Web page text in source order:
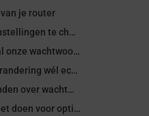
je router
En jij – durf jij je routerinstellingen te checken?
Waarom we ooit massaal onze wachtwoorden moesten veranderen
Wanneer wachtwoordverandering wél echt nodig is
De grootste misverstanden over wachtwoordbeveiliging
Wat je vandaag wél moet doen voor optimale wachtwoordveiligheid